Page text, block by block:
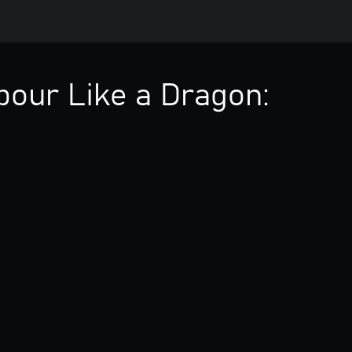
Like a Dragon: